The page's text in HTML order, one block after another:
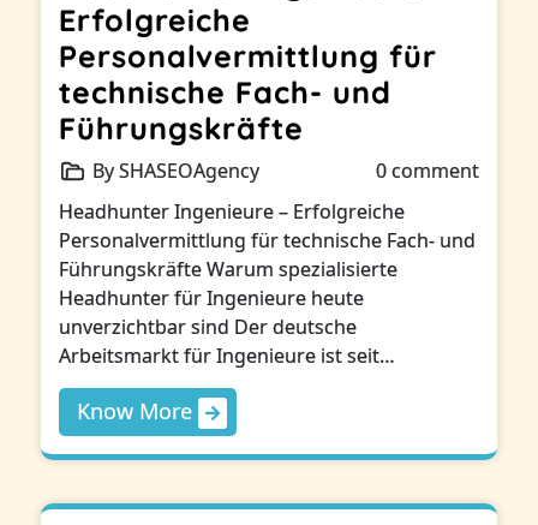
Erfolgreiche
Personalvermittlung für
technische Fach- und
Führungskräfte
By SHASEOAgency
0 comment
Headhunter Ingenieure – Erfolgreiche
Personalvermittlung für technische Fach- und
Führungskräfte Warum spezialisierte
Headhunter für Ingenieure heute
unverzichtbar sind Der deutsche
Arbeitsmarkt für Ingenieure ist seit…
Know More